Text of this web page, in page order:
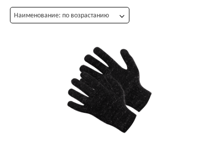
Наименование: по возрастанию